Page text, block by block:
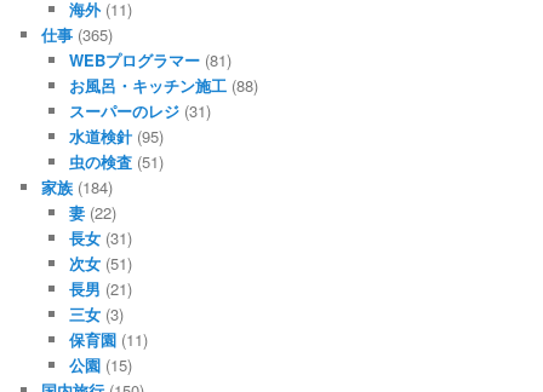
海外(11)
仕事 (365)
WEBプログラマー(81)
お風呂・キッチン施工(88)
スーパーのレジ(31)
水道検針(95)
虫の検査(51)
家族 (184)
妻(22)
長女(31)
次女(51)
長男 (21)
三女(3)
保育園(11)
公園(15)